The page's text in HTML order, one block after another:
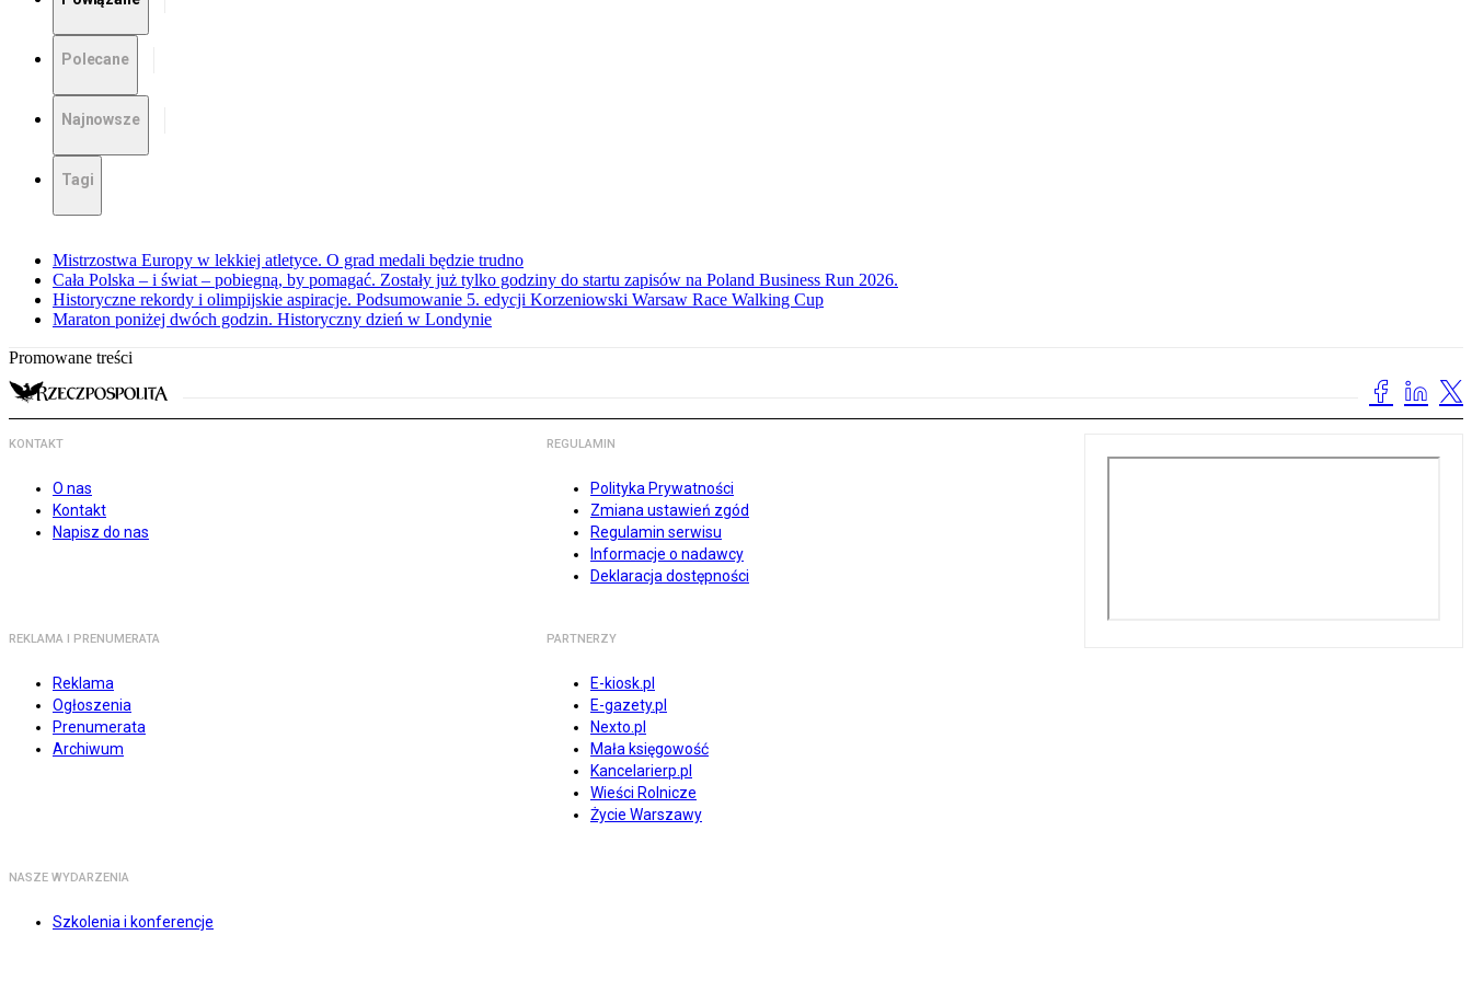
Polecane
Najnowsze
Tagi
Mistrzostwa Europy w lekkiej atletyce. O grad medali będzie trudno
Cała Polska – i świat – pobiegną, by pomagać. Zostały już tylko godziny do startu zapisów na Poland Business Run 2026.
Historyczne rekordy i olimpijskie aspiracje. Podsumowanie 5. edycji Korzeniowski Warsaw Race Walking Cup
Maraton poniżej dwóch godzin. Historyczny dzień w Londynie
Promowane treści
KONTAKT
O nas
Kontakt
Napisz do nas
REGULAMIN
Polityka Prywatności
Zmiana ustawień zgód
Regulamin serwisu
Informacje o nadawcy
Deklaracja dostępności
REKLAMA I PRENUMERATA
Reklama
Ogłoszenia
Prenumerata
Archiwum
PARTNERZY
E-kiosk.pl
E-gazety.pl
Nexto.pl
Mała księgowość
Kancelarierp.pl
Wieści Rolnicze
Życie Warszawy
NASZE WYDARZENIA
Szkolenia i konferencje